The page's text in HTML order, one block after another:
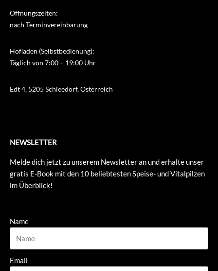
Öffnungszeiten:
nach Terminvereinbarung
Hofladen (Selbstbedienung):
Täglich von 7:00 – 19:00 Uhr
Edt 4, 5205 Schleedorf, Österreich
NEWSLETTER
Melde dich jetzt zu unserem Newsletter an und erhalte unser
gratis E-Book mit den 10 beliebtesten Speise- und Vitalpilzen
im Überblick!
Name
Email